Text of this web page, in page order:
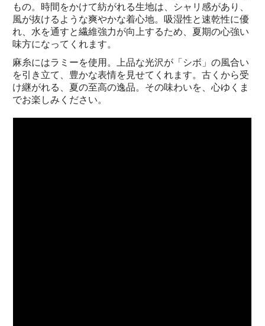
もの。時間をかけて紡がれる生地は、シャリ感があり、
風が抜けるような爽やかな着心地。吸湿性と速乾性に優
れ、水を通すと繊維強力が向上するため、夏期の心強い
味方になってくれます。
麻糸にはラミーを使用。上品な光沢が「シボ」の風合い
を引き立て、豊かな表情を見せてくれます。古くから受
け継がれる、夏の至高の逸品。その味わいを、心ゆくま
でお楽しみください。